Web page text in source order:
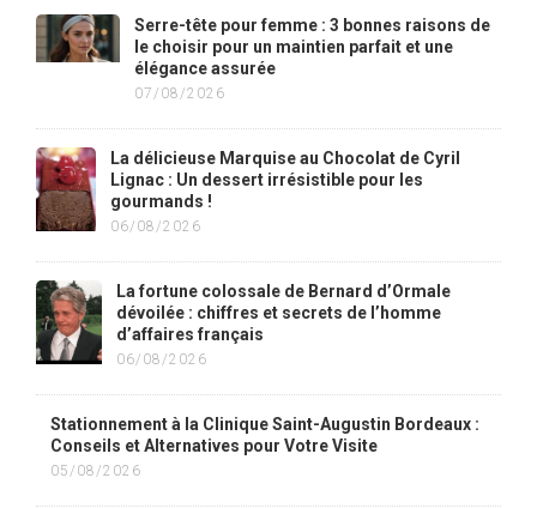
Serre-tête pour femme : 3 bonnes raisons de
le choisir pour un maintien parfait et une
élégance assurée
07/08/2026
La délicieuse Marquise au Chocolat de Cyril
Lignac : Un dessert irrésistible pour les
gourmands !
06/08/2026
La fortune colossale de Bernard d’Ormale
dévoilée : chiffres et secrets de l’homme
d’affaires français
06/08/2026
Stationnement à la Clinique Saint-Augustin Bordeaux :
Conseils et Alternatives pour Votre Visite
05/08/2026